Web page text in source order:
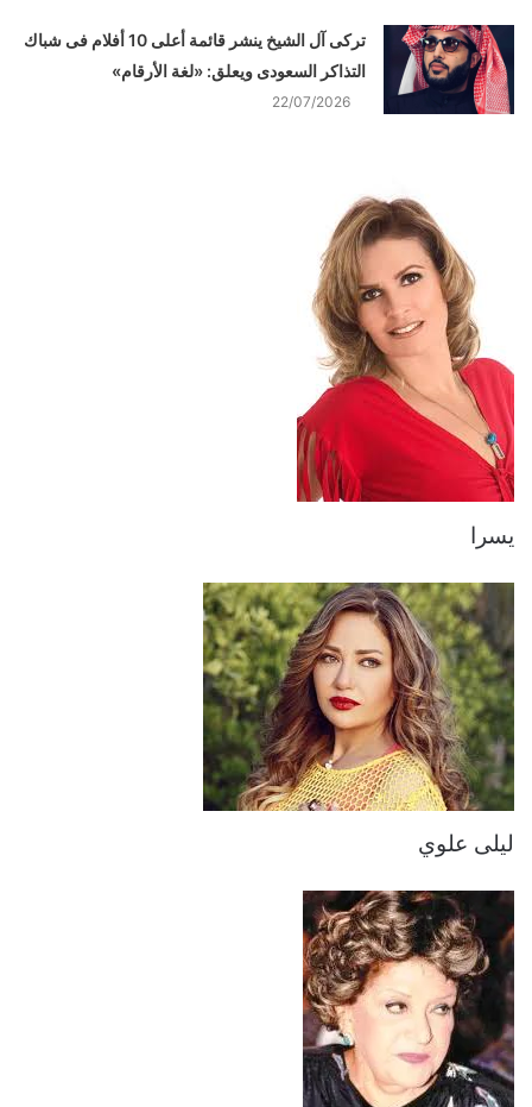
تركى آل الشيخ ينشر قائمة أعلى 10 أفلام فى شباك
التذاكر السعودى ويعلق: «لغة الأرقام»
22/07/2026
يسرا
ليلى علوي